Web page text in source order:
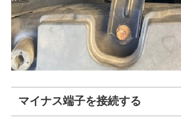
マイナス端子を接続する